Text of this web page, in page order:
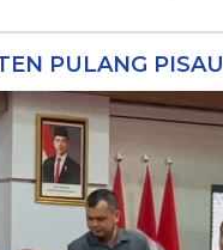
PULANG PISAU